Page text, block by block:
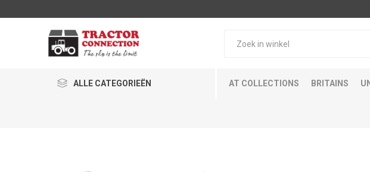
ALLE CATEGORIEËN AT COLLECTIONS BRITAINS